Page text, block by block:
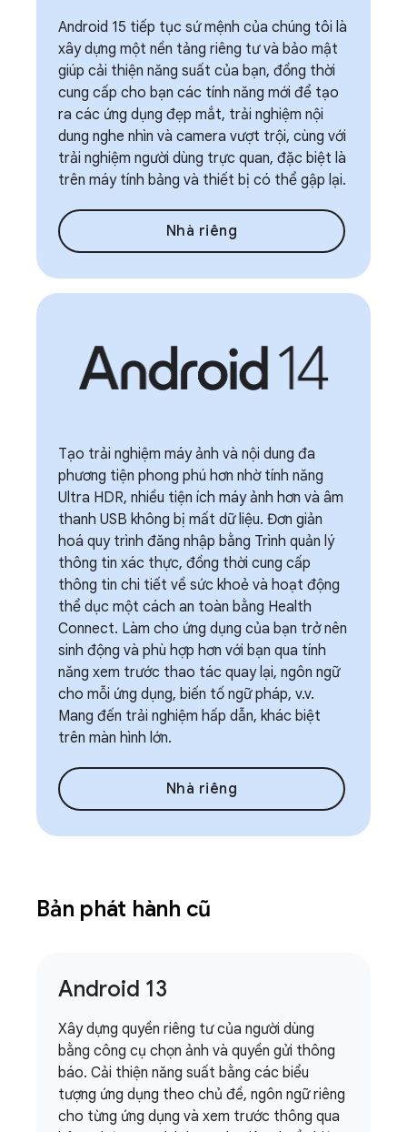
Android 15 tiếp tục sứ mệnh của chúng tôi là
xây dựng một nền tảng riêng tư và bảo mật
giúp cải thiện năng suất của bạn, đồng thời
cung cấp cho bạn các tính năng mới để tạo
ra các ứng dụng đẹp mắt, trải nghiệm nội
dung nghe nhìn và camera vượt trội, cùng với
trải nghiệm người dùng trực quan, đặc biệt là
trên máy tính bảng và thiết bị có thể gập lại.
Nhà riêng
Tạo trải nghiệm máy ảnh và nội dung đa
phương tiện phong phú hơn nhờ tính năng
Ultra HDR, nhiều tiện ích máy ảnh hơn và âm
thanh USB không bị mất dữ liệu. Đơn giản
hoá quy trình đăng nhập bằng Trình quản lý
thông tin xác thực, đồng thời cung cấp
thông tin chi tiết về sức khoẻ và hoạt động
thể dục một cách an toàn bằng Health
Connect. Làm cho ứng dụng của bạn trở nên
sinh động và phù hợp hơn với bạn qua tính
năng xem trước thao tác quay lại, ngôn ngữ
cho mỗi ứng dụng, biến tố ngữ pháp, v.v.
Mang đến trải nghiệm hấp dẫn, khác biệt
trên màn hình lớn.
Nhà riêng
Bản phát hành cũ
Android 13
Xây dựng quyền riêng tư của người dùng
bằng công cụ chọn ảnh và quyền gửi thông
báo. Cải thiện năng suất bằng các biểu
tượng ứng dụng theo chủ đề, ngôn ngữ riêng
cho từng ứng dụng và xem trước thông qua